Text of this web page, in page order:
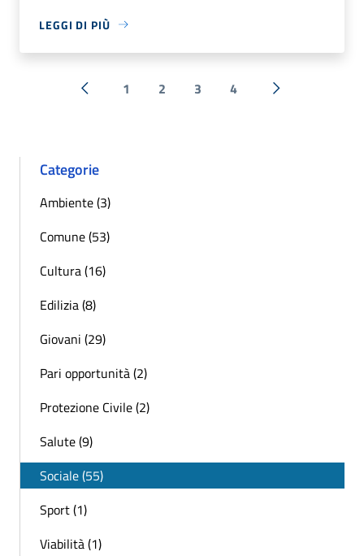
LEGGI DI PIÙ
« Precedente
1 2 3 4 Successiva »
Categorie
Ambiente (3)
Comune (53)
Cultura (16)
Edilizia (8)
Giovani (29)
Pari opportunità (2)
Protezione Civile (2)
Salute (9)
Sociale (55)
Sport (1)
Viabilità (1)